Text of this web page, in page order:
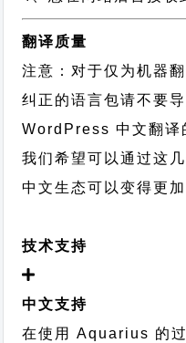
翻译质量
注意：对于仅为机器
纠正的语言包请不要
WordPress 中文翻译
我们希望可以通过这
中文生态可以变得更加
技术支持
中文支持
在使用 Aquarius 的